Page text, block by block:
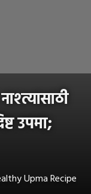
उपमा;
Upma Recipe